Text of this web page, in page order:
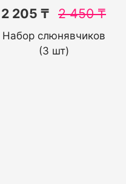
2 205 ₸ 2 450₸
Набор слюнявчиков
(3 шт)